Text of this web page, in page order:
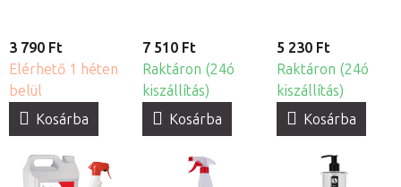
3 790 Ft
Elérhető 1 héten
belül
Kosárba
7 510 Ft
Raktáron (24ó
kiszállítás)
Kosárba
5 230 Ft
Raktáron (24ó
kiszállítás)
Kosárba